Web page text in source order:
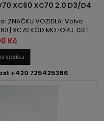
XC60 XC70 2.0 D3/D4
VOZIDLA: Volvo
| XC70 KÓD MOTORU: D3 |
| 2.0 D3 | D4 VÝKON: 136PS
VÝROBY: 2010 -
Kč
košíku
+420 725425366